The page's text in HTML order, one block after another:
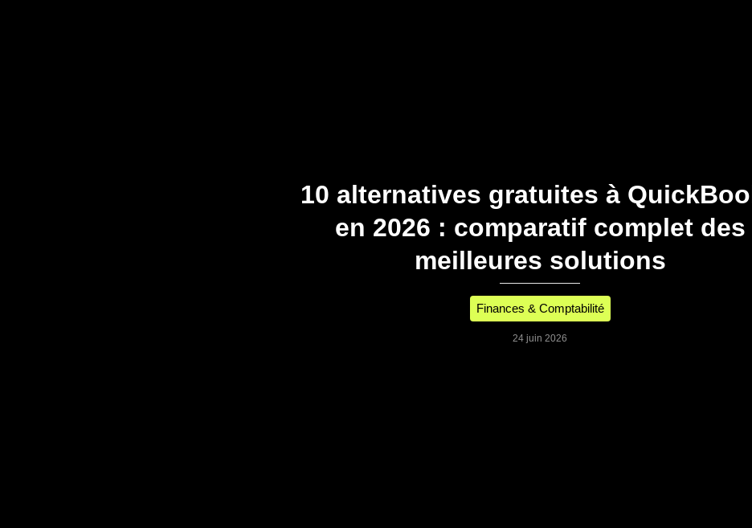
10 alternatives gratuites à
en 2026 : comparatif complet des
meilleures solutions
Finances & Comptabilité
24 juin 2026